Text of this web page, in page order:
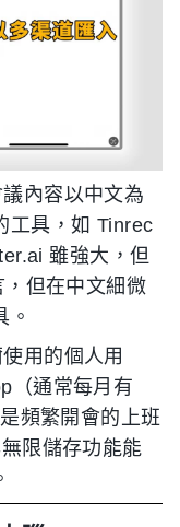
內容以中文為
工具，如 Tinrec
雖強大，但
但在中文細微
。
用的個人用
（通常每月有
頻繁開會的上班
限儲存功能能